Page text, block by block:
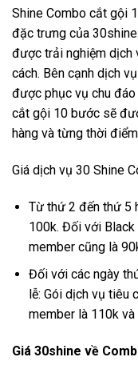
Shine Combo cắt gội
đặc trưng của
được trải nghiệm dịch
cách. Bên cạnh dịch
được phục vụ chu
cắt gội 10 bước sẽ
hàng và từng thời
Giá dịch vụ 30 Shine
Từ thứ 2 đến thứ 5
100k. Đối với
member cũng là
Đối với các ngày
lễ: Gói dịch vụ tiêu
member là 110k
Giá 30shine về